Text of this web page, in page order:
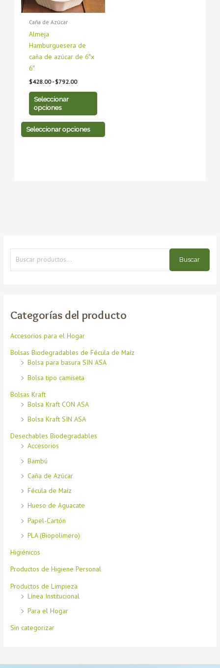
Caña de Azúcar
Almeja
Hamburguesera de
caña de azúcar de 6″x
6″
$428.00- $792.00
Seleccionar
opciones
se
producto
Seleccionar opciones
se
pueden
elegir
página
producto
Buscar
Categorías del producto
Accesorios para el Hogar
Bolsas Biodegradables de Fécula de Maíz
Bolsa para basura SIN ASA
Bolsa tipo camiseta
Bolsas Kraft
Bolsa Kraft CON ASA
Bolsa Kraft SIN ASA
Desechables Biodegradables
Accesorios
Bambú
Caña de Azúcar
Fécula de Maíz
Hueso de Aguacate
Papel-Cartón
PLA (Biopolímero)
Higiénicos
Productos de Higiene Personal
Productos de Limpieza
Línea Institucional
Para el Hogar
Sin categorizar